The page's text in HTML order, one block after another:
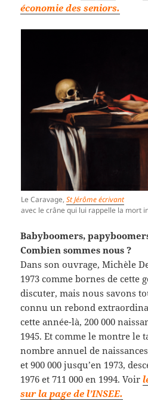
économie des seniors.
Le Caravage, St Jérôme écrivant
avec le crâne qui lui rappelle la mort
Babyboomers,
Combien sommes nous ?
Dans son ouvrage, Michèle
1973 comme bornes de cette
discuter, mais nous savons
connu un rebond
cette année-là, 200 000
1945. Et comme le montre le
nombre annuel de
et 900 000 jusqu’en 1973,
1976 et 711 000 en 1994. Voir
sur la page de l’INSEE.